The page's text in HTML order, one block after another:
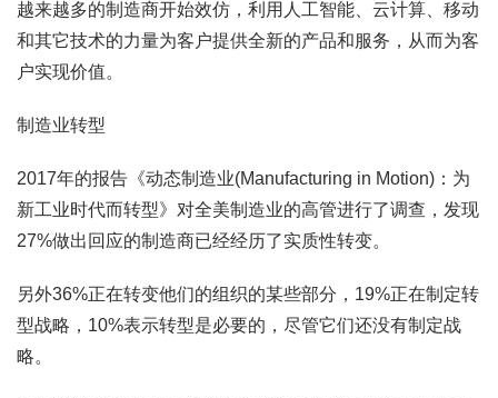
越来越多的制造商开始效仿，利用人工智能、云计算、移动
和其它技术的力量为客户提供全新的产品和服务，从而为客
户实现价值。
制造业转型
2017年的报告《动态制造业(Manufacturing in Motion)：为
新工业时代而转型》对全美制造业的高管进行了调查，发现
27%做出回应的制造商已经经历了实质性转变。
另外36%正在转变他们的组织的某些部分，19%正在制定转
型战略，10%表示转型是必要的，尽管它们还没有制定战
略。